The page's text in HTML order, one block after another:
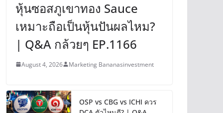
หุ้นซอสภูเขาทอง Sauce
เหมาะถือเป็นหุ้นปันผลไหม?
| Q&A กล้วยๆ EP.1166
August 4, 2026 Marketing Bananasinvestment
OSP vs CBG vs ICHI ควร